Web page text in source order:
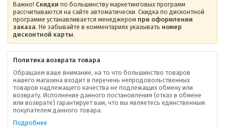
Важно! Скидки по большинству маркетинговых программ
рассчитываются на сайте автоматически. Скидка по дисконтной
программе устанавливается менеджером при оформлении
заказа. Не забывайте в комментариях указывать номер
дисконтной карты.
Политика возврата товара
Обращаем ваше внимание, на то что большинство товаров
нашего магазина входит в перечень непродовольственных
товаров надлежащего качества не подлежащих обмену или
возврату. Исполнение данного постановления (отказ в обмене
или возврате) гарантирует вам, что вы являетесь единственным
покупателем данного товара.
Подробнее
О компании
Ваша скидка